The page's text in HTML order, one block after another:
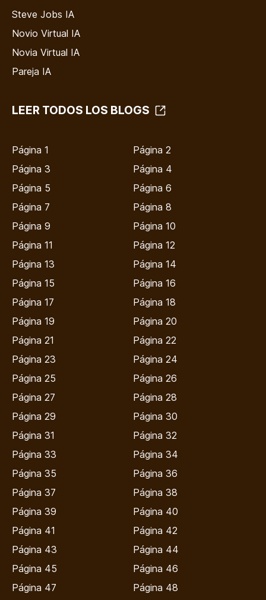
Steve Jobs IA
Novio Virtual IA
Novia Virtual IA
Pareja IA
LEER TODOS LOS BLOGS
Página 1
Página 2
Página 3
Página 4
Página 5
Página 6
Página 7
Página 8
Página 9
Página 10
Página 11
Página 12
Página 13
Página 14
Página 15
Página 16
Página 17
Página 18
Página 19
Página 20
Página 21
Página 22
Página 23
Página 24
Página 25
Página 26
Página 27
Página 28
Página 29
Página 30
Página 31
Página 32
Página 33
Página 34
Página 35
Página 36
Página 37
Página 38
Página 39
Página 40
Página 41
Página 42
Página 43
Página 44
Página 45
Página 46
Página 47
Página 48